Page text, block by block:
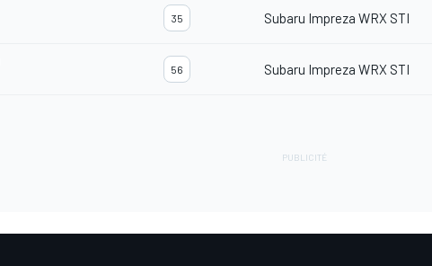
35 Subaru Impreza WRX STI
56 Subaru Impreza WRX STI